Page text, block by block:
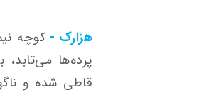
هزارک - کوچه
پرده‌ها
قاطی شده و